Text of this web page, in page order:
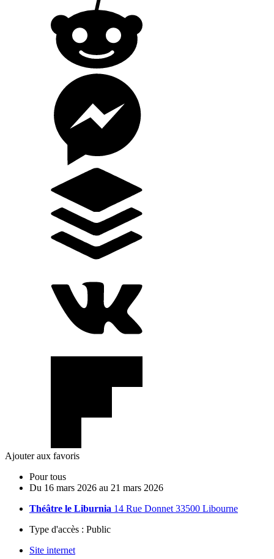
Ajouter aux favoris
Pour tous
Du 16 mars 2026 au 21 mars 2026
Théâtre le Liburnia 14 Rue Donnet 33500 Libourne
Type d'accès : Public
Site internet